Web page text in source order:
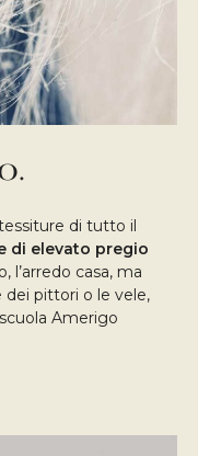
di tutto il
di elevato pregio
l’arredo casa, ma
dei pittori o le vele,
Amerigo